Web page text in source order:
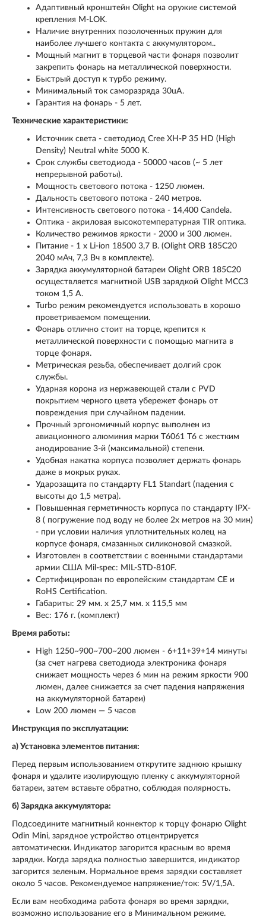
Адаптивный кронштейн Olight на оружие системой
крепления M-LOK.
Наличие внутренних позолоченных пружин для
наиболее лучшего контакта с аккумулятором..
Мощный магнит в торцевой части фонаря позволит
закрепить фонарь на металлической поверхности.
Быстрый доступ к турбо режиму.
Минимальный ток саморазряда 30uA.
Гарантия на фонарь - 5 лет.
Технические характеристики:
Источник света - светодиод Cree XH-P 35 HD (High
Density) Neutral white 5000 K.
Срок службы светодиода - 50000 часов (~ 5 лет
непрерывной работы).
Мощность светового потока - 1250 люмен.
Дальность светового потока - 240 метров.
Интенсивность светового потока - 14,400 Candela.
Оптика - акриловая высокотемпературная TIR оптика.
Количество режимов яркости - 2000 и 300 люмен.
Питание - 1 x Li-ion 18500 3,7 В. (Olight ORB 185C20
2040 мАч, 7,3 Вч в комплекте).
Зарядка аккумуляторной батареи Olight ORB 185C20
осуществляется магнитной USB зарядкой Olight MCC3
током 1,5 А.
Turbo режим рекомендуется использовать в хорошо
проветриваемом помещении.
Фонарь отлично стоит на торце, крепится к
металлической поверхности с помощью магнита в
торце фонаря.
Метрическая резьба, обеспечивает долгий срок
службы.
Ударная корона из нержавеющей стали c PVD
покрытием черного цвета убережет фонарь от
повреждения при случайном падении.
Прочный эргономичный корпус выполнен из
авиационного алюминия марки Т6061 T6 с жестким
анодирование 3-й (максимальной) степени.
Удобная накатка корпуса позволяет держать фонарь
даже в мокрых руках.
Ударозащита по стандарту FL1 Standart (падения с
высоты до 1,5 метра).
Повышенная герметичность корпуса по стандарту IPX-
8 ( погружение под воду не более 2х метров на 30 мин)
- при условии наличия уплотнительных колец на
корпусе фонаря, смазанных силиконовой смазкой.
Изготовлен в соответствии с военными стандартами
армии США Mil-spec: MIL-STD-810F.
Сертифицирован по европейским стандартам CE и
RoHS Certification.
Габариты: 29 мм. x 25,7 мм. x 115,5 мм
Вес: 176 г. (комплект)
Время работы:
High 1250~900~700~200 люмен - 6+11+39+14 минуты
(за счет нагрева светодиода электроника фонаря
снижает мощность через 6 мин на режим яркости 900
люмен, далее снижается за счет падения напряжения
на аккумуляторной батареи)
Low 200 люмен — 5 часов
Инструкция по эксплуатации:
а) Установка элементов питания:
Перед первым использованием открутите заднюю крышку
фонаря и удалите изолирующую пленку с аккумуляторной
батареи, затем вставьте обратно, соблюдая полярность.
б) Зарядка аккумулятора:
Подсоедините магнитный коннектор к торцу фонарю Olight
Odin Mini, зарядное устройство отцентрируется
автоматически. Индикатор загорится красным во время
зарядки. Когда зарядка полностью завершится, индикатор
загорится зеленым. Нормальное время зарядки составляет
около 5 часов. Рекомендуемое напряжение/ток: 5V/1,5A.
Если вам необходима работа фонаря во время зарядки,
возможно использование его в Минимальном режиме.